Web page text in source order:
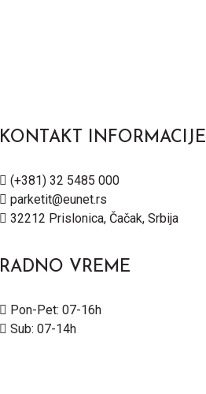
KONTAKT INFORMACIJE
(+381) 32 5485 000
parketit@eunet.rs
32212 Prislonica, Čačak, Srbija
RADNO VREME
Pon-Pet: 07-16h
Sub: 07-14h